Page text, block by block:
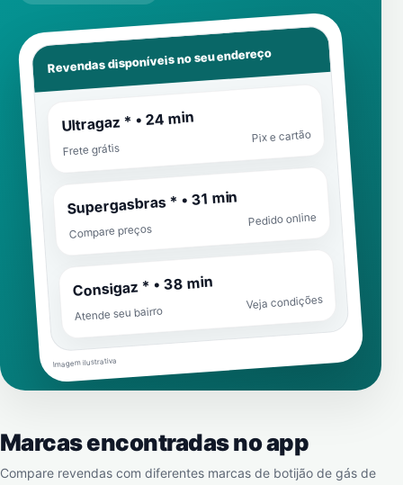
Revendas disponíveis no seu endereço
Ultragaz * • 24 min
Frete grátis
Pix e cartão
Supergasbras * • 31 min
Compare preços
Pedido online
Consigaz * • 38 min
Atende seu bairro
Veja condições
Imagem ilustrativa
Marcas encontradas no app
Compare revendas com diferentes marcas de botijão de gás de